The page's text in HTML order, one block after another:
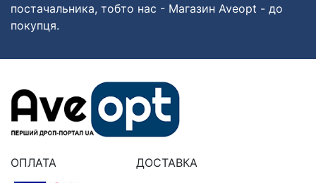
постачальника, тобто нас - Магазин Aveopt - до
покупця.
ОПЛАТА ДОСТАВКА